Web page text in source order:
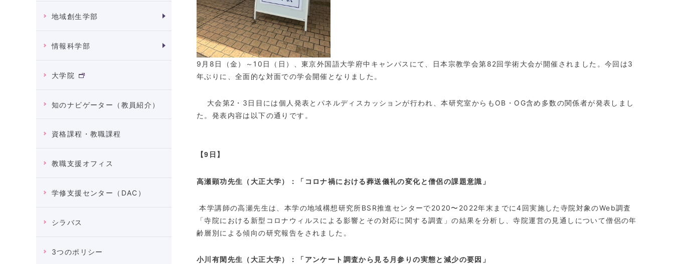
地域創生学部
情報科学部
大学院
知のナビゲーター（教員紹介）
資格課程・教職課程
教職支援オフィス
学修支援センター（DAC）
シラバス
3つのポリシー
9 月 8 日（金）～ 10 日（日）、東京外国語大学府中キャンパスにて、日本宗教学会第82回学術大会が開催されました。今回は3
年ぶりに、全面的な対面での学会開催となりました。
大会第2 ・ 3 日目には個人発表とパネルディスカッションが行われ、本研究室からも OB ・ OG含め多数の関係者が発表しまし
た。発表内容は以下の通りです。
【9日】
高瀬顕功先生（大正大学）：「コロナ禍における葬送儀礼の変化と僧侶の課題意識」
本学講師の高瀬先生は、本学の地域構想研究所BSR推進センターで2020〜 2022年末までに4回実施した寺院対象のWeb調査
「寺院における新型コロナウィルスによる影響とその対応に関する調査」の結果を分析し、寺院運営の見通しについて僧侶の年
齢層別による傾向の研究報告をされました。
小川有閑先生（大正大学）：「アンケート調査から見る月参りの実態と減少の要因」